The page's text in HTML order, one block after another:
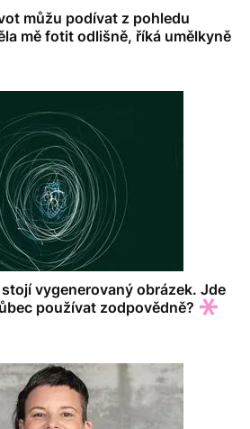
můžu podívat z pohledu
mě fotit odlišně, říká umělkyně
vygenerovaný obrázek. Jde
používat zodpovědně?